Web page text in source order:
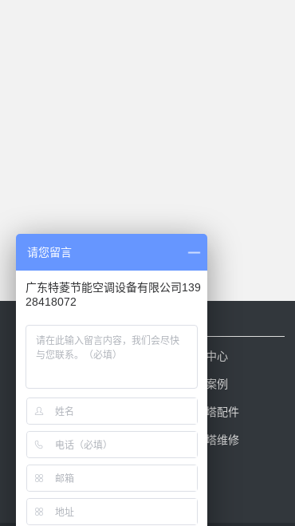
网站导航
网站首页 新闻中心
工程案例
冷却塔配件
冷却塔填料 冷却塔维修
请您留言
广东特菱节能空调设备有限公司139
28418072